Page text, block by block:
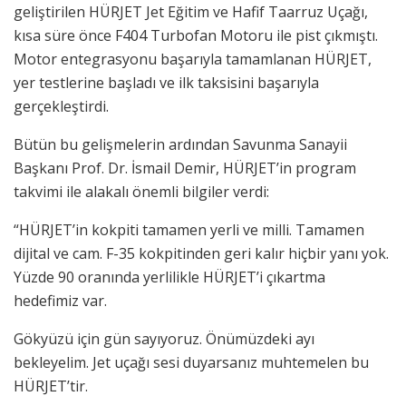
geliştirilen HÜRJET Jet Eğitim ve Hafif Taarruz Uçağı,
kısa süre önce F404 Turbofan Motoru ile pist çıkmıştı.
Motor entegrasyonu başarıyla tamamlanan HÜRJET,
yer testlerine başladı ve ilk taksisini başarıyla
gerçekleştirdi.
Bütün bu gelişmelerin ardından Savunma Sanayii
Başkanı Prof. Dr. İsmail Demir, HÜRJET’in program
takvimi ile alakalı önemli bilgiler verdi:
“HÜRJET’in kokpiti tamamen yerli ve milli. Tamamen
dijital ve cam. F-35 kokpitinden geri kalır hiçbir yanı yok.
Yüzde 90 oranında yerlilikle HÜRJET’i çıkartma
hedefimiz var.
Gökyüzü için gün sayıyoruz. Önümüzdeki ayı
bekleyelim. Jet uçağı sesi duyarsanız muhtemelen bu
HÜRJET’tir.